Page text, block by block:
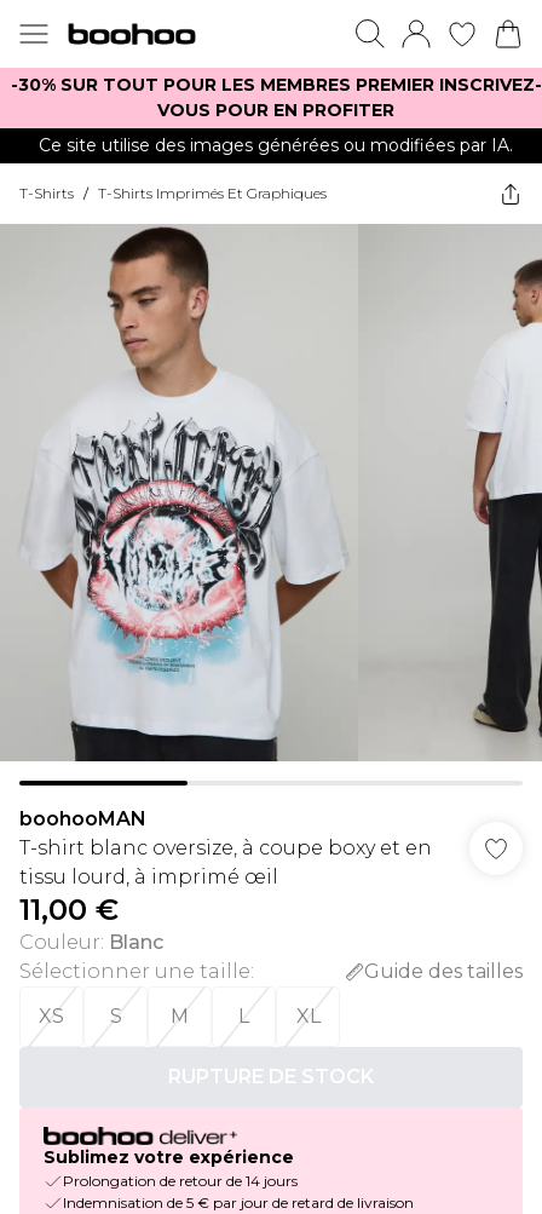
-30% SUR TOUT POUR LES MEMBRES PREMIER INSCRIVEZ-
VOUS POUR EN PROFITER
Ce site utilise des images générées ou modifiées par IA.
T-Shirts / T-Shirts Imprimés Et Graphiques
boohooMAN
T-shirt blanc oversize, à coupe boxy et en
tissu lourd, à imprimé œil
11,00 €
Couleur: Blanc
Sélectionner une taille:
Guide des tailles
XS
S M L XL
RUPTURE DE STOCK
Sublimez votre expérience
Prolongation de retour de 14 jours
Indemnisation de 5 € par jour de retard de livraison